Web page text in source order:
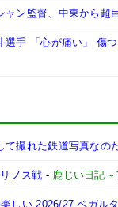
ャン監督、中東から超
選手 「心が痛い」 傷
て撮れた鉄道写真なの
ノス戦 - 鹿じい日記
しい 2026/27 ベガル